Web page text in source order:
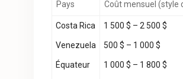
Pays Coût mensuel (style
Costa Rica 1 500 $ – 2 500 $
Venezuela 500 $ – 1 000 $
Équateur 1 000 $ – 1 800 $